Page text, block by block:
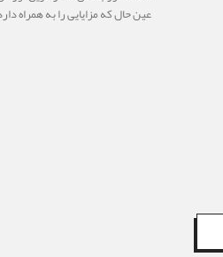
عین حال که مزایایی را به همراه